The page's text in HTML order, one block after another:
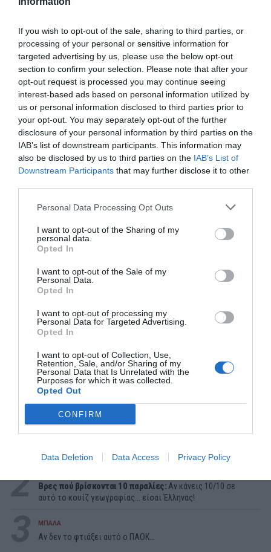
If you wish to opt-out of the sale, sharing to third parties, or
processing of your personal or sensitive information for
targeted advertising by us, please use the below opt-out
section to confirm your selection. Please note that after your
opt-out request is processed you may continue seeing
interest-based ads based on personal information utilized by
us or personal information disclosed to third parties prior to
your opt-out. You may separately opt-out of the further
disclosure of your personal information by third parties on the
IAB’s list of downstream participants. This information may
also be disclosed by us to third parties on the IAB’s List of
Downstream Participants that may further disclose it to other
Personal Data Processing Opt Outs
I want to opt-out of the Sharing of my
personal data.
Opted In
I want to opt-out of the Sale of my
Personal Data.
Opted In
I want to opt-out of processing my
Personal Data for Targeted Advertising.
Opted In
I want to opt-out of Collection, Use,
Retention, Sale, and/or Sharing of my
Personal Data that Is Unrelated with the
Purposes for which it was collected.
Opted Out
CONFIRM
Data Deletion Data Access Privacy Policy
ΔΗΜΟΦΙΛΕΣΤΕΡΑ ΗΜΕΡΑΣ
1 ΜΠΑΛΑ
2 Βρες πού βρίσκονται 10 παραλίες: Αν κάνεις 10/10 σε
αυτό το κουίζ γεωγραφίας... είσαι Έλληνας!
ΜΠΑΛΑ
Αν δεν το φτιάξει αυτό ο ΠΑΟΚ…